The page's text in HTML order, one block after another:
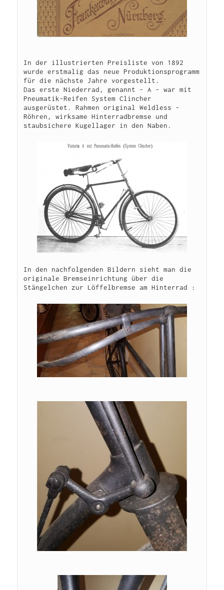
In der illustrierten Preisliste von 1892
wurde erstmalig das neue Produktionsprogramm
für die nächste Jahre vorgestellt.
Das erste Niederrad, genannt - A - war mit
Pneumatik-Reifen System Clincher
ausgerüstet. Rahmen original Weldless -
Röhren, wirksame Hinterradbremse und
staubsichere Kugellager in den Naben.
In den nachfolgenden Bildern sieht man die
originale Bremseinrichtung über die
Stängelchen zur Löffelbremse am Hinterrad :